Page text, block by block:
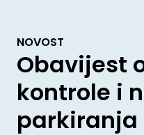
NOVOST
Obavijest
kontrole i
parkiranja